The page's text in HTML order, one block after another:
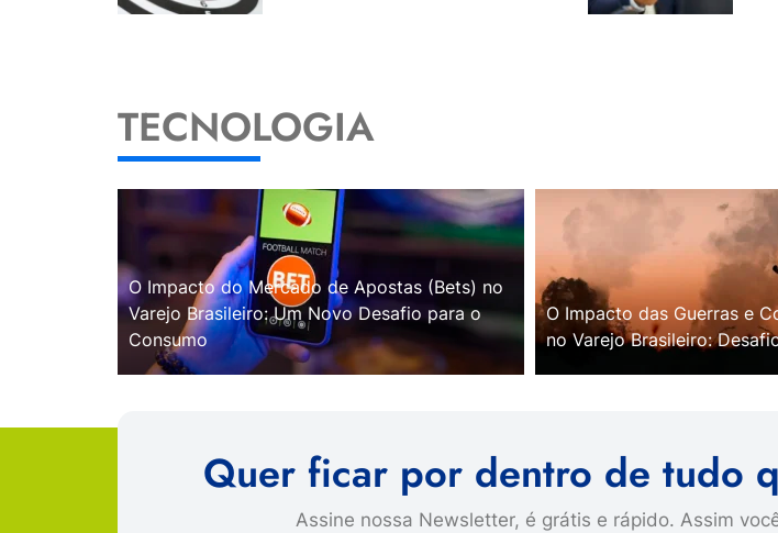
TECNOLOGIA
O Impacto do Mercado de Apostas (Bets) no
Varejo Brasileiro: Um Novo Desafio para o
Consumo
O Impacto das Guerras e
no Varejo Brasileiro:
Quer ficar por dentro de tudo
Assine nossa Newsletter, é grátis e rápido. Assim